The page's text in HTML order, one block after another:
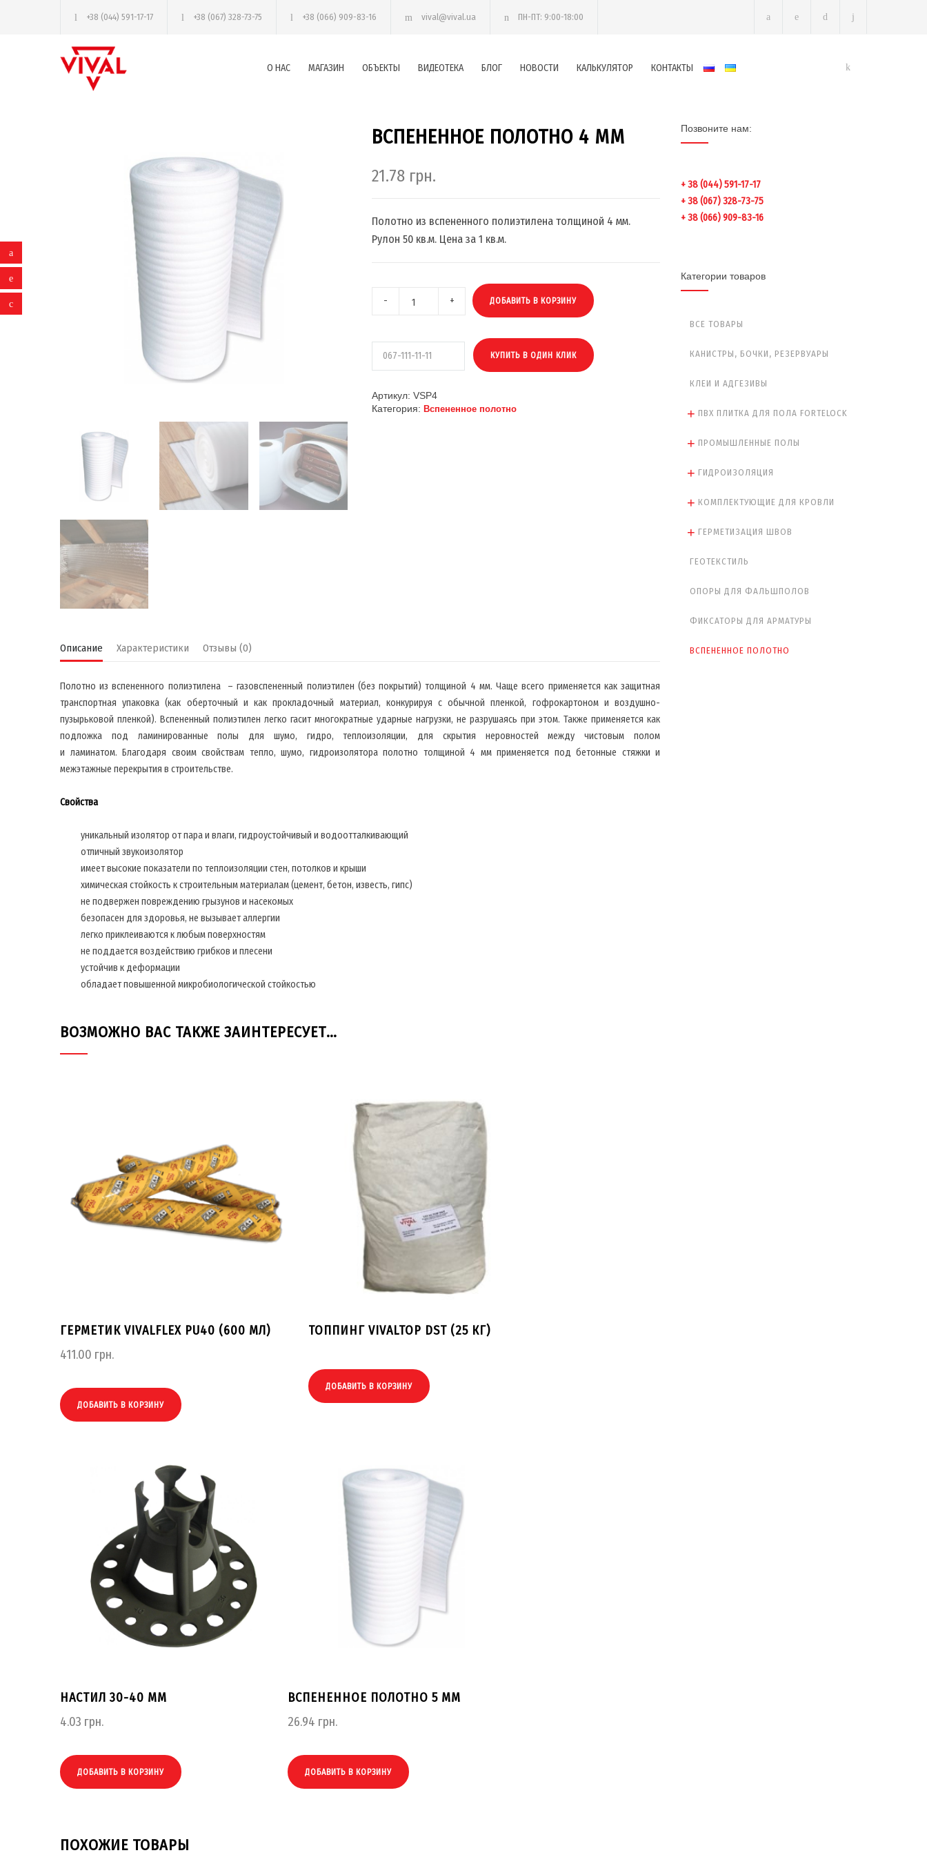
+38 (044) 591-17-17 +38 (067) 328-73-75 +38 (066) 909-83-16 vival@vival.ua ПН-ПТ: 9:00-18:00
О НАС МАГАЗИН ОБЪЕКТЫ ВИДЕОТЕКА БЛОГ НОВОСТИ КАЛЬКУЛЯТОР КОНТАКТЫ
ВСПЕНЕННОЕ ПОЛОТНО 4 ММ
21.78 грн.
Полотно из вспененного полиэтилена толщиной 4 мм.
Рулон 50 кв.м. Цена за 1 кв.м.
ДОБАВИТЬ В КОРЗИНУ
Артикул:VSP4
Категория:Вспененное полотно
Описание Характеристики Отзывы (0)
Полотно из вспененного полиэтилена – газовспененный полиэтилен (без покрытий) толщиной 4 мм. Чаще всего применяется как защитная
транспортная упаковка (как оберточный и как прокладочный материал, конкурируя с обычной пленкой, гофрокартоном и воздушно-
пузырьковой пленкой). Вспененный полиэтилен легко гасит многократные ударные нагрузки, не разрушаясь при этом. Также применяется как
подложка под ламинированные полы для шумо, гидро, теплоизоляции, для скрытия неровностей между чистовым полом
и ламинатом. Благодаря своим свойствам тепло, шумо, гидроизолятора полотно толщиной 4 мм применяется под бетонные стяжки и
межэтажные перекрытия в строительстве.
Свойства
уникальный изолятор от пара и влаги, гидроустойчивый и водоотталкивающий
отличный звукоизолятор
имеет высокие показатели по теплоизоляции стен, потолков и крыши
химическая стойкость к строительным материалам (цемент, бетон, известь, гипс)
не подвержен повреждению грызунов и насекомых
безопасен для здоровья, не вызывает аллергии
легко приклеиваются к любым поверхностям
не поддается воздействию грибков и плесени
устойчив к деформации
обладает повышенной микробиологической стойкостью
ВОЗМОЖНО ВАС ТАКЖЕ ЗАИНТЕРЕСУЕТ…
ГЕРМЕТИК VIVALFLEX PU40 (600 МЛ)
411.00 грн.
ДОБАВИТЬ В КОРЗИНУ
ТОППИНГ VIVALTOP DST (25 КГ)
ДОБАВИТЬ В КОРЗИНУ
НАСТИЛ 30-40 ММ
4.03 грн.
ДОБАВИТЬ В КОРЗИНУ
ВСПЕНЕННОЕ ПОЛОТНО 5 ММ
26.94 грн.
ДОБАВИТЬ В КОРЗИНУ
ПОХОЖИЕ ТОВАРЫ
Позвоните нам:
+ 38 (044) 591-17-17
+ 38 (067) 328-73-75
+ 38 (066) 909-83-16
Категории товаров
ВСЕ ТОВАРЫ
КАНИСТРЫ, БОЧКИ, РЕЗЕРВУАРЫ
КЛЕИ И АДГЕЗИВЫ
ПВХ ПЛИТКА ДЛЯ ПОЛА FORTELOCK
ПРОМЫШЛЕННЫЕ ПОЛЫ
ГИДРОИЗОЛЯЦИЯ
КОМПЛЕКТУЮЩИЕ ДЛЯ КРОВЛИ
ГЕРМЕТИЗАЦИЯ ШВОВ
ГЕОТЕКСТИЛЬ
ОПОРЫ ДЛЯ ФАЛЬШПОЛОВ
ФИКСАТОРЫ ДЛЯ АРМАТУРЫ
ВСПЕНЕННОЕ ПОЛОТНО